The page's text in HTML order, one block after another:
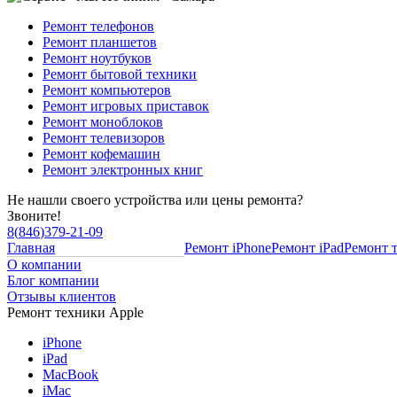
Ремонт телефонов
Ремонт планшетов
Ремонт ноутбуков
Ремонт бытовой техники
Ремонт компьютеров
Ремонт игровых приставок
Ремонт моноблоков
Ремонт телевизоров
Ремонт кофемашин
Ремонт электронных книг
Не нашли своего устройства или цены ремонта?
Звоните!
8(846)379-21-09
Главная
О компании
Блог компании
Отзывы клиентов
Ремонт iPhoneРемонт iPadРемонт
Ремонт техники Apple
iPhone
iPad
MacBook
iMac